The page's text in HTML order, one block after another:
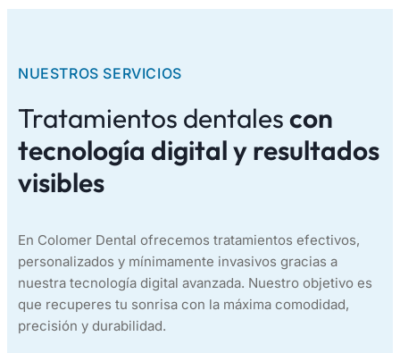
NUESTROS SERVICIOS
Tratamientos dentalescon
tecnología digital y resultados
visibles
En Colomer Dental ofrecemos tratamientos efectivos,
personalizados y mínimamente invasivos gracias a
nuestra tecnología digital avanzada. Nuestro objetivo es
que recuperes tu sonrisa con la máxima comodidad,
precisión y durabilidad.